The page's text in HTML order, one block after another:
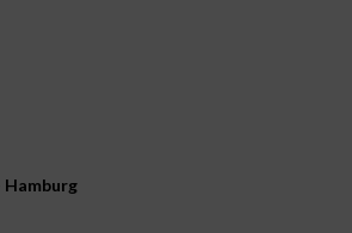
Hamburg